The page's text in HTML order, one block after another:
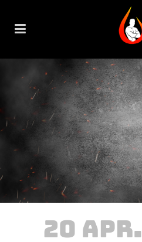
20 APR.